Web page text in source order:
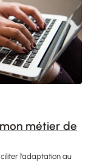
métier de
l’adaptation au